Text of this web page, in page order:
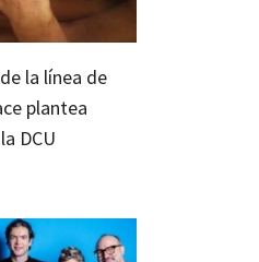
la línea de
plantea
DCU